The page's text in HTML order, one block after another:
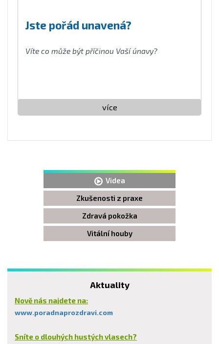
Jste pořád unavená?
Víte co může být příčinou Vaší únavy?
více
Videa
Zkušenosti z praxe
Zdravá pokožka
Vitální houby
Aktuality
Nově nás najdete na:
www.poradnaprozdravi.com
Sníte o dlouhých hustých vlasech?